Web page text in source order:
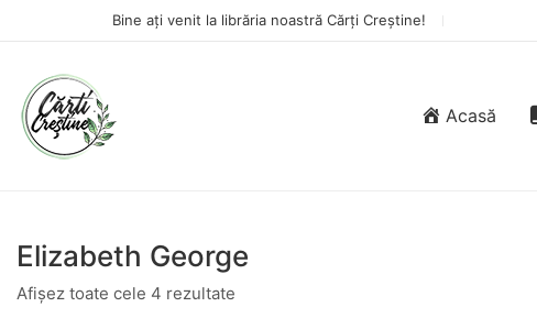
Bine ați venit la librăria noastră Cărți Creștine!
Acasă
Elizabeth George
Afișez toate cele 4 rezultate